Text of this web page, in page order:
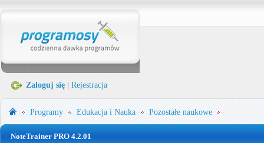
Zaloguj się Rejestracja
Programy Edukacja i Nauka Pozostałe naukowe
NoteTrainer PRO 4.2.01